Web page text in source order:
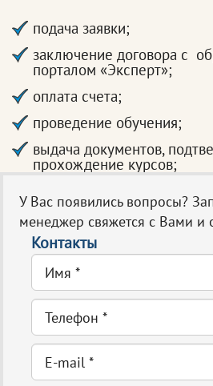
подача заявки;
заключение договора с
порталом «Эксперт»;
оплата счета;
проведение обучения;
выдача документов,
прохождение курсов;
У Вас появились вопросы?
менеджер свяжется с Вами и
Контакты